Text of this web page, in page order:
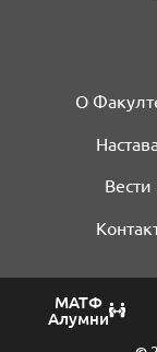
О
Вести
МАТФ
Алумни